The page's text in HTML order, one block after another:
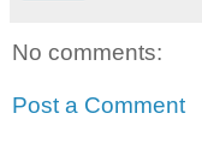
No comments:
Post a Comment